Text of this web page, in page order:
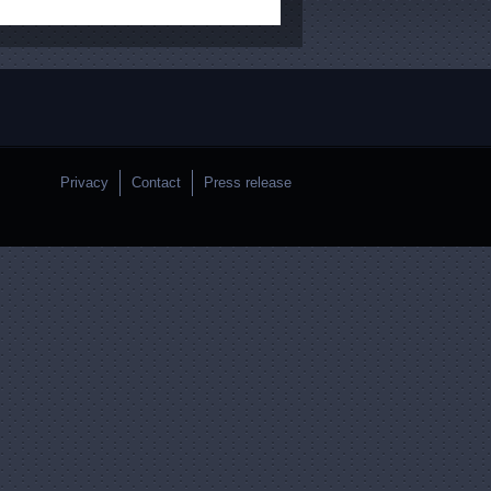
Privacy Contact Press release